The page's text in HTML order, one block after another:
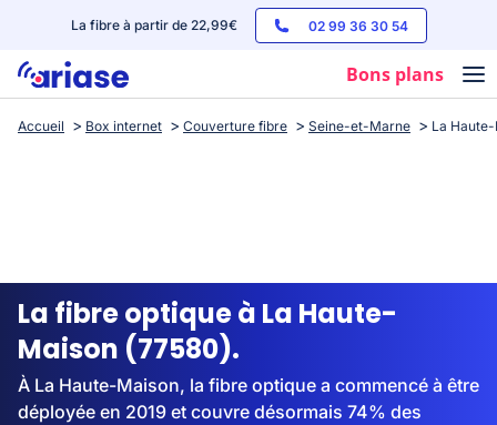
La fibre à partir de 22,99€ 02 99 36 30 54
Bons plans
Box internet
Streaming
Accueil Box internet Couverture fibre Seine-et-Marne La
La fibre optique à La Haute-
Maison (77580).
À La Haute-Maison, la fibre optique a commencé à être
déployée en 2019 et couvre désormais 74% des